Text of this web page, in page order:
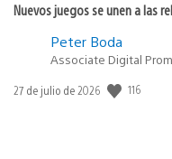
Nuevos juegos se unen a las
Peter Boda
Associate Digital
Fecha
27 de julio de 2026 116